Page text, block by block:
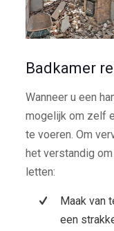
Badkamer
Wanneer u een
mogelijk om zelf
te voeren. Om
het verstandig
letten:
Maak van
een